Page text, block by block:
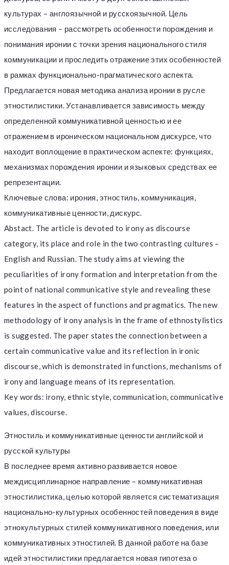
культурах – англоязычной и русскоязычной. Цель
исследования – рассмотреть особенности порождения и
понимания иронии с точки зрения национального стиля
коммуникации и проследить отражение этих особенностей
в рамках функционально-прагматического аспекта.
Предлагается новая методика анализа иронии в русле
этностилистики. Устанавливается зависимость между
определенной коммуникативной ценностью и ее
отражением в ироническом национальном дискурсе, что
находит воплощение в практическом аспекте: функциях,
механизмах порождения иронии и языковых средствах ее
репрезентации.
Ключевые слова: ирония, этностиль, коммуникация,
коммуникативные ценности, дискурс.
Abstact. The article is devoted to irony as discourse
category, its place and role in the two contrasting cultures –
English and Russian. The study aims at viewing the
peculiarities of irony formation and interpretation from the
point of national communicative style and revealing these
features in the aspect of functions and pragmatics. The new
methodology of irony analysis in the frame of ethnostylistics
is suggested. The paper states the connection between a
certain communicative value and its reflection in ironic
discourse, which is demonstrated in functions, mechanisms of
irony and language means of its representation.
Key words: irony, ethnic style, communication, communicative
values, discourse.
Этностиль и коммуникативные ценности английской и
русской культуры
В последнее время активно развивается новое
междисциплинарное направление – коммуникативная
этностилистика, целью которой является систематизация
национально-культурных особенностей поведения в виде
этнокультурных стилей коммуникативного поведения, или
коммуникативных этностилей. В данной работе на базе
идей этностилистики предлагается новая гипотеза о